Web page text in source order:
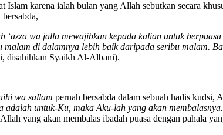
karena ialah bulan yang Allah sebutkan secara
bersabda,
wa jalla mewajibkan kepada kalian untuk
di dalamnya lebih baik daripada seribu malam.
disahihkan Syaikh Al-Albani).
wa sallam pernah bersabda dalam sebuah hadis kudsi,
untuk-Ku, maka Aku-lah yang akan
yang akan membalas ibadah puasa dengan pahala